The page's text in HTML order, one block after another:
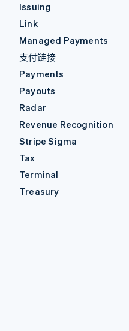
Issuing
Link
Managed Payments
支付链接
Payments
Payouts
Radar
Revenue Recognition
Stripe Sigma
Tax
Terminal
Treasury